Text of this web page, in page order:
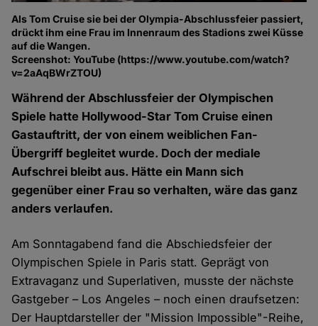
Als Tom Cruise sie bei der Olympia-Abschlussfeier passiert,
drückt ihm eine Frau im Innenraum des Stadions zwei Küsse
auf die Wangen.
Screenshot: YouTube (https://www.youtube.com/watch?
v=2aAqBWrZTOU)
Während der Abschlussfeier der Olympischen
Spiele hatte Hollywood-Star Tom Cruise einen
Gastauftritt, der von einem weiblichen Fan-
Übergriff begleitet wurde. Doch der mediale
Aufschrei bleibt aus. Hätte ein Mann sich
gegenüber einer Frau so verhalten, wäre das ganz
anders verlaufen.
Am Sonntagabend fand die Abschiedsfeier der
Olympischen Spiele in Paris statt. Geprägt von
Extravaganz und Superlativen, musste der nächste
Gastgeber – Los Angeles – noch einen draufsetzen:
Der Hauptdarsteller der "Mission Impossible"-Reihe,